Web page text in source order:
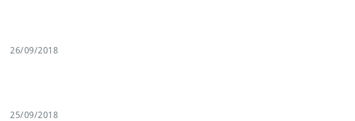
26/09/2018
25/09/2018